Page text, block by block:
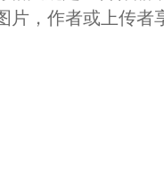
片，作者或上传者